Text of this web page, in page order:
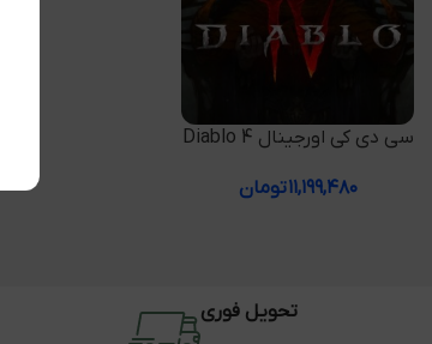
افزودن به سبد خرید
سی دی کی اورجینال Diablo 4
۱۱,۱۹۹,۴۸۰تومان
تحویل فوری